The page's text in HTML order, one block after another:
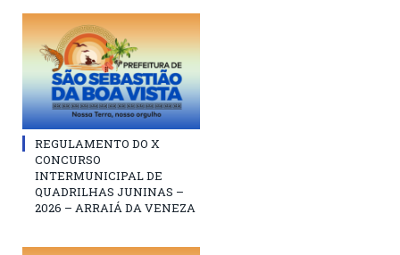
REGULAMENTO DO X
CONCURSO
INTERMUNICIPAL DE
QUADRILHAS JUNINAS –
2026 – ARRAIÁ DA VENEZA